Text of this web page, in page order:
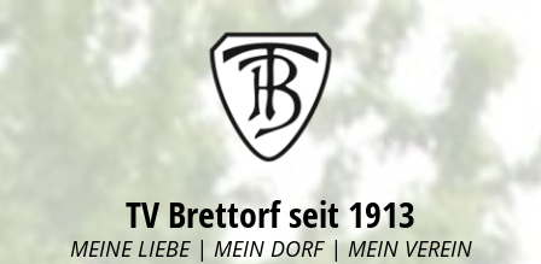
TV Brettorf seit 1913
MEINE LIEBE | MEIN DORF | MEIN VEREIN